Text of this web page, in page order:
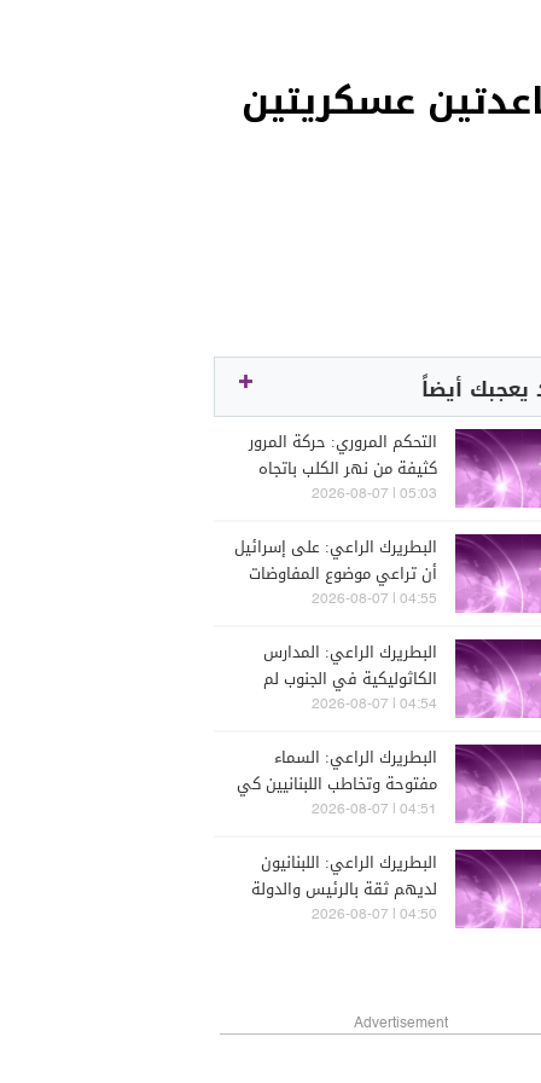
عسكريتين
يعجبك أيضاً
التحكم المروري: حركة المرور
كثيفة من نهر الكلب باتجاه
جونية وصولا حتى مفرق غزير
05:03 | 2026-08-07
البطريرك الراعي: على إسرائيل
أن تراعي موضوع المفاوضات
أكثر والرئيس عون أكد لي أن
04:55 | 2026-08-07
البطريرك الراعي: المدارس
الكاثوليكية في الجنوب لم
تُغلق واستقبلت الطلاب وتُعالج
أهل الجنوب ونطالب بعودتهم
وبإعادة الإعمار
04:54 | 2026-08-07
البطريرك الراعي: السماء
مفتوحة وتخاطب اللبنانيين كي
يثقوا بأنفسهم وبوطنهم
04:51 | 2026-08-07
البطريرك الراعي: اللبنانيون
لديهم ثقة بالرئيس والدولة
اليوم
04:50 | 2026-08-07
Advertisement